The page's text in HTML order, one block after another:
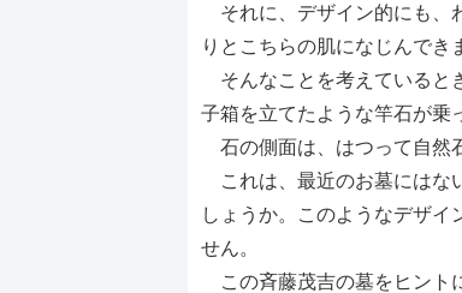
それに、デザイン的にも、
りとこちらの肌になじんでき
そんなことを考えていると
子箱を立てたような竿石が乗
石の側面は、はつって自然
これは、最近のお墓にはな
しょうか。このようなデザイ
せん。
この斉藤茂吉の墓をヒント